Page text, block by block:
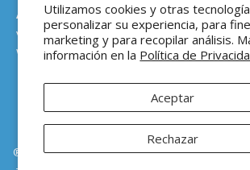
Utilizamos cookies y otras
personalizar su experiencia, para
marketing y para recopilar análisis.
información en la Política de
Aceptar
Rechazar
Atención a empresas
ventasb2b@ferreteriaeloso.mx
WhatsApp: 464 205 4992
®Ferretería El Oso Todos los derechos